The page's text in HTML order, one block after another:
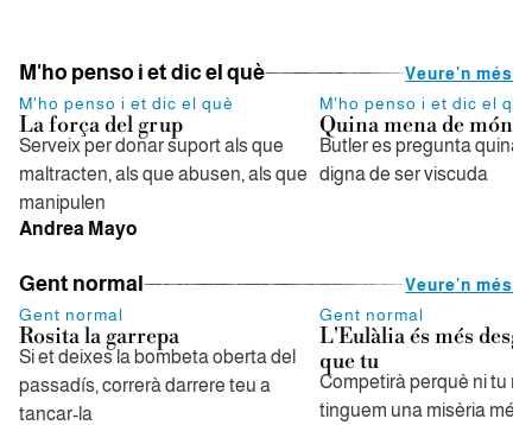
M'ho penso i et dic el què
Veure'n més
M'ho penso i et dic el què
La força del grup
Serveix per donar suport als que
maltracten, als que abusen, als que
manipulen
Andrea Mayo
M'ho penso i et dic el
Quina mena de món
Butler es pregunta quina
digna de ser viscuda
Gent normal
Veure'n més
Gent normal
Rosita la garrepa
Si et deixes la bombeta oberta del
passadís, correrà darrere teu a
tancar-la
Gent normal
L'Eulàlia és més
que tu
Competirà perquè ni tu ni
tinguem una misèria més